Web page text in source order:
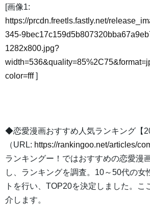
[画像1:
https://prcdn.freetls.fastly.net/
345-
1282x800.jpg?
color=fff]
◆恋愛漫画おすすめ人気ランキング【
（URL: https://rankingoo.net/articles/
ランキングー！ではおすすめの恋愛漫
し、ランキングを調査。10～50代の女
トを行い、TOP20を決定しました。こ
介します。